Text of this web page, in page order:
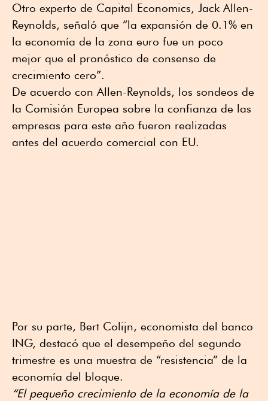
Otro experto de Capital Economics, Jack Allen-
Reynolds, señaló que “la expansión de 0.1% en
la economía de la zona euro fue un poco
mejor que el pronóstico de consenso de
crecimiento cero”.
De acuerdo con Allen-Reynolds, los sondeos de
la Comisión Europea sobre la confianza de las
empresas para este año fueron realizadas
antes del acuerdo comercial con EU.
Por su parte, Bert Colijn, economista del banco
ING, destacó que el desempeño del segundo
trimestre es una muestra de “resistencia” de la
economía del bloque.
“El pequeño crecimiento de la economía de la